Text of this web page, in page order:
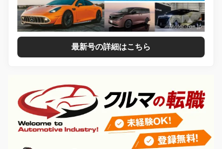
最新号の詳細はこちら